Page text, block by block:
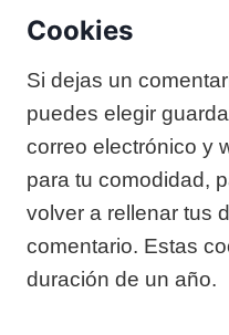
Cookies
Si dejas un
puedes elegir
correo electrónico y
para tu comodidad,
volver a rellenar tus
comentario. Estas
duración de un año.